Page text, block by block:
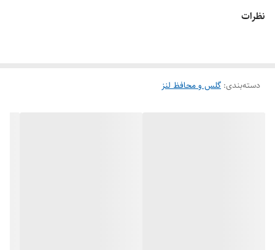
💎
✅نصب آسان بدون ایجاد حباب
نظرات
دسته‌بندی: گلس و محافظ لنز